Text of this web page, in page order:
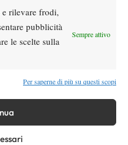
e rilevare frodi,
pubblicità
le scelte sulla
Sempre attivo
Per saperne di più su questi scopi
Jake Delaney
prima wildcard